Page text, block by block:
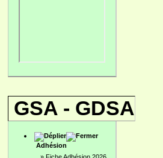
GSA - GDSA
Adhésion